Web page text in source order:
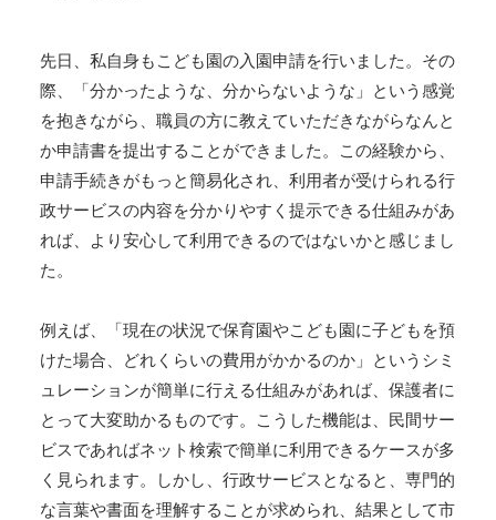
先日、私自身もこども園の入園申請を行いました。その
際、「分かったような、分からないような」という感覚
を抱きながら、職員の方に教えていただきながらなんと
か申請書を提出することができました。この経験から、
申請手続きがもっと簡易化され、利用者が受けられる行
政サービスの内容を分かりやすく提示できる仕組みがあ
れば、より安心して利用できるのではないかと感じまし
た。
例えば、「現在の状況で保育園やこども園に子どもを預
けた場合、どれくらいの費用がかかるのか」というシミ
ュレーションが簡単に行える仕組みがあれば、保護者に
とって大変助かるものです。こうした機能は、民間サー
ビスであればネット検索で簡単に利用できるケースが多
く見られます。しかし、行政サービスとなると、専門的
な言葉や書面を理解することが求められ、結果として市